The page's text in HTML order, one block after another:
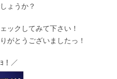
ょうか？
ックしてみて下さい！
がとうございましたっ！
！／